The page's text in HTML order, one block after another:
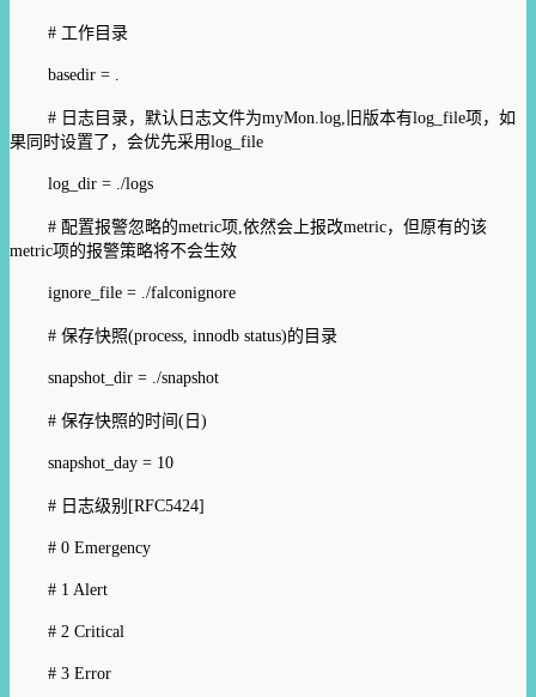
# 工作目录
basedir = .
# 日志目录，默认日志文件为myMon.log,旧版本有log_file项，如
果同时设置了，会优先采用log_file
log_dir = ./logs
# 配置报警忽略的metric项,依然会上报改metric，但原有的该
metric项的报警策略将不会生效
ignore_file = ./falconignore
# 保存快照(process, innodb status)的目录
snapshot_dir = ./snapshot
# 保存快照的时间(日)
snapshot_day = 10
# 日志级别[RFC5424]
# 0 Emergency
# 1 Alert
# 2 Critical
# 3 Error